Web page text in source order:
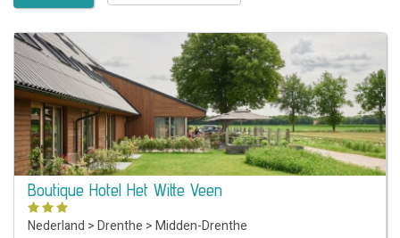
Boutique Hotel Het Witte Veen
Nederland >Drenthe >Midden-Drenthe